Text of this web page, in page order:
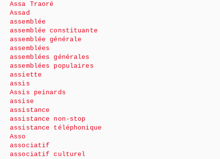
Assa Traoré
Assad
assemblée
assemblée constituante
assemblée générale
assemblées
assemblées générales
assemblées populaires
assiette
assis
Assis peinards
assise
assistance
assistance non-stop
assistance téléphonique
Asso
associatif
associatif culturel